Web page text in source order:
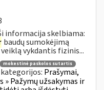
informacija skelbiama:
baudų sumokėjimą
vykdantis fizinis...
mokestinė paskolos sutartis
Prašymai,
Pažymų užsakymas ir